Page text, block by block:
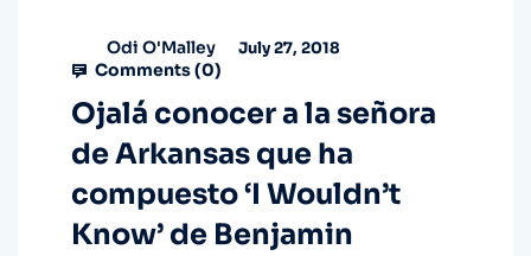
Odi O'Malley July 27, 2018
Comments (0)
Ojalá conocer a la señora
de Arkansas que ha
compuesto ‘I Wouldn’t
Know’ de Benjamin